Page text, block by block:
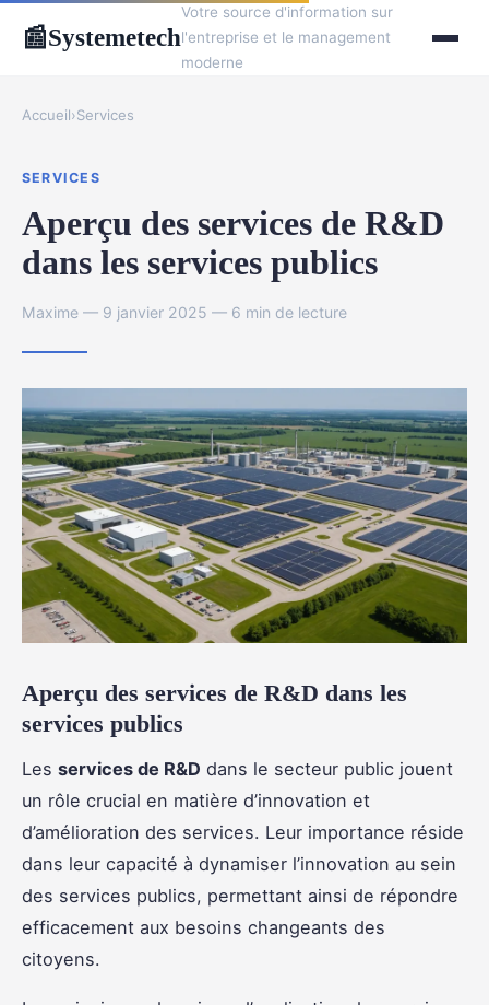
📰Systemetech
Votre source d'information sur
l'entreprise et le management
moderne
Accueil›Services
SERVICES
Aperçu des services de R&D
dans les services publics
Maxime — 9 janvier 2025 — 6 min de lecture
Aperçu des services de R&D dans les
services publics
Les services de R&D dans le secteur public jouent
un rôle crucial en matière d’innovation et
d’amélioration des services. Leur importance réside
dans leur capacité à dynamiser l’innovation au sein
des services publics, permettant ainsi de répondre
efficacement aux besoins changeants des
citoyens.